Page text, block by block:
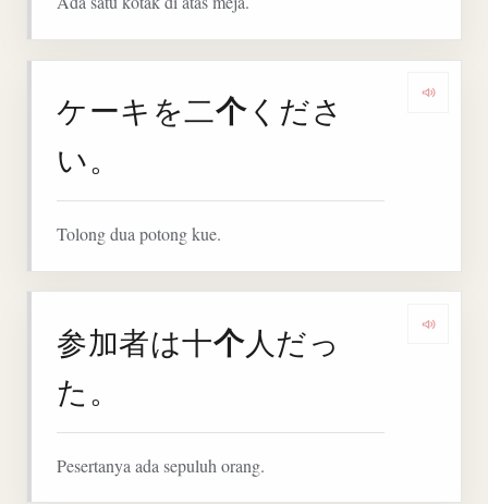
ケーキを二个くださ
い。
Tolong dua potong kue.
参加者は十个人だっ
た。
Pesertanya ada sepuluh orang.